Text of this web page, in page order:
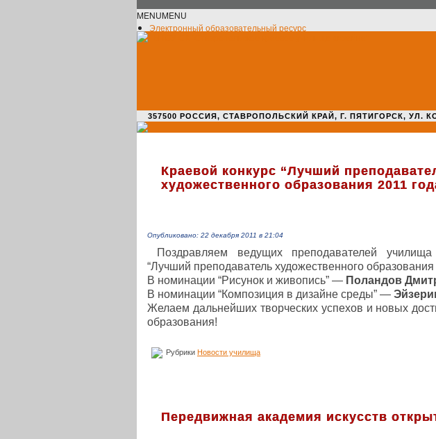
MENUMENU
Электронный образовательный ресурс
357500 РОССИЯ, СТАВРОПОЛЬСКИЙ КРАЙ, Г. ПЯТИГОРСК, УЛ.
Краевой конкурс “Лучший
художественного образования 2011
Опубликовано: 22 декабря 2011 в 21:04
Поздрав­ля­ем ведущих пре­по­да­ва­те­лей
“Лучший пре­по­да­ва­тель худо­же­ствен­но­го обра­зо­ва­ния
В номи­на­ции “Рисунок и живо­пись” — Полан­дов
В номи­на­ции “Ком­по­зи­ция в дизайне среды” —
Желаем даль­ней­ших твор­че­ских успехов и новых
образования!
Рубрики Новости училища
Передвижная академия искусств